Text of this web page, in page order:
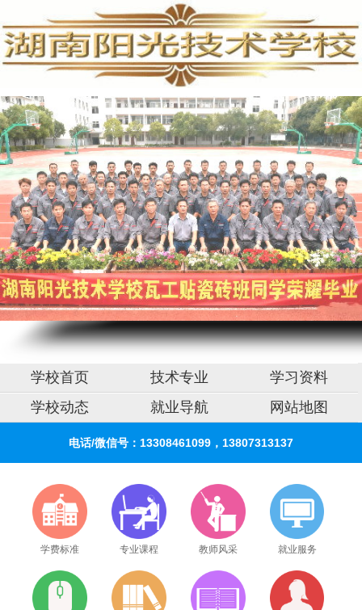
手机维修培训,手机维修培训学校,手机维修培训班
学校首页 技术专业
学习资料
学校动态
就业导航 网站地图
电话/微信号：13308461099，13807313137
学费标准 专业课程 教师风采 就业服务